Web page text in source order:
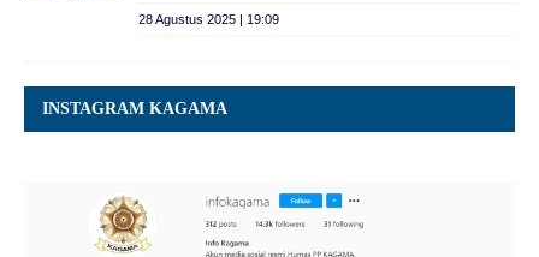
28 Agustus 2025 | 19:09
INSTAGRAM KAGAMA